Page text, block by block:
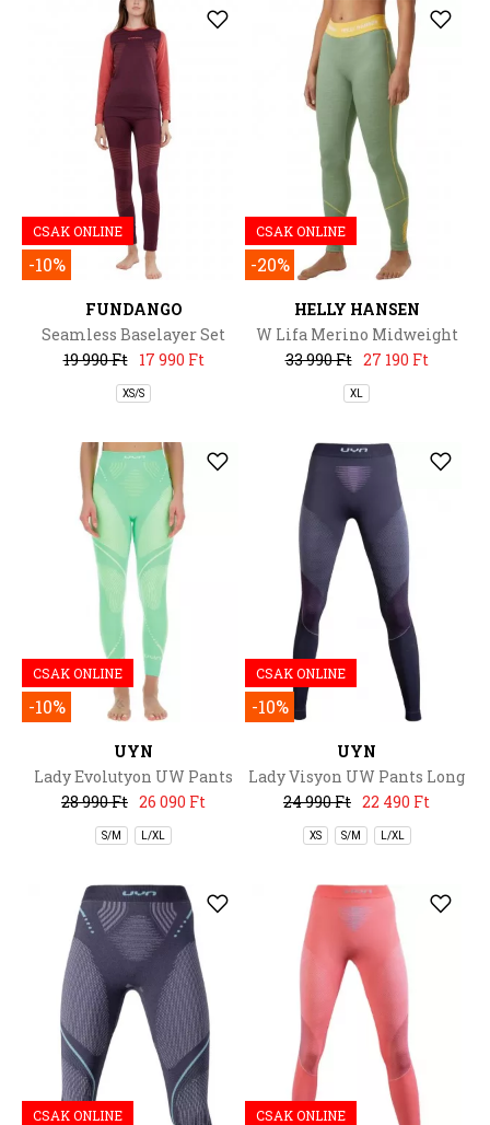
CSAK ONLINE
-10%
FUNDANGO
Seamless Baselayer Set
19 990 Ft
17 990 Ft
XS/S
CSAK ONLINE
-20%
HELLY HANSEN
W Lifa Merino Midweight
Pant
33 990 Ft 27 190 Ft
XL
CSAK ONLINE
-10%
UYN
Lady Evolutyon UW Pants
Long
28 990 Ft 26 090 Ft
S/M L/XL
CSAK ONLINE
-10%
UYN
Lady Visyon UW Pants Long
24 990 Ft 22 490 Ft
XS S/M L/XL
CSAK ONLINE CSAK ONLINE